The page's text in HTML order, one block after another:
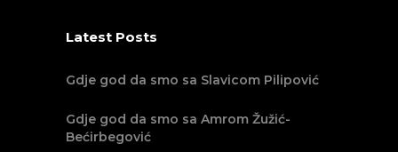
Latest Posts
Gdje god da smo sa Slavicom Pilipović
Gdje god da smo sa Amrom Žužić-
Bećirbegović